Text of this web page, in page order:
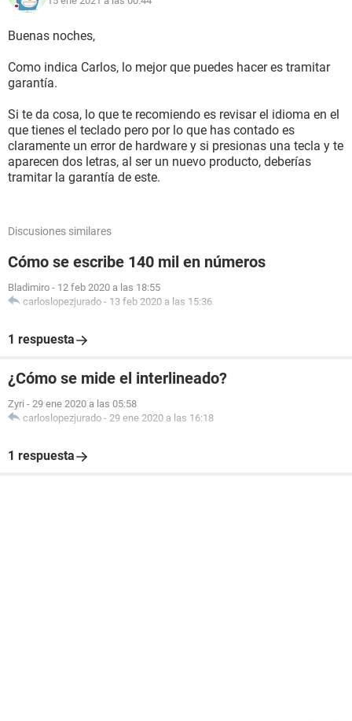
Buenas noches,
Como indica Carlos, lo mejor que puedes hacer es tramitar
garantía.
Si te da cosa, lo que te recomiendo es revisar el idioma en el
que tienes el teclado pero por lo que has contado es
claramente un error de hardware y si presionas una tecla y te
aparecen dos letras, al ser un nuevo producto, deberías
tramitar la garantía de este.
Discusiones similares
Cómo se escribe 140 mil en números
Bladimiro - 12 feb 2020 a las 18:55
carloslopezjurado - 13 feb 2020 a las 15:36
1 respuesta
¿Cómo se mide el interlineado?
Zyri - 29 ene 2020 a las 05:58
carloslopezjurado - 29 ene 2020 a las 16:18
1 respuesta